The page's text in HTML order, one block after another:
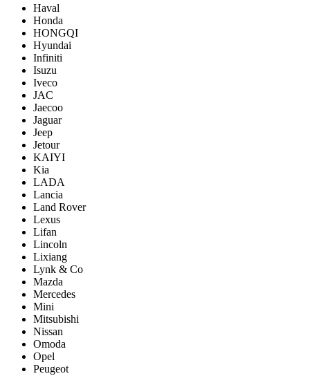
Haval
Honda
HONGQI
Hyundai
Infiniti
Isuzu
Iveco
JAC
Jaecoo
Jaguar
Jeep
Jetour
KAIYI
Kia
LADA
Lancia
Land Rover
Lexus
Lifan
Lincoln
Lixiang
Lynk & Co
Mazda
Mercedes
Mini
Mitsubishi
Nissan
Omoda
Opel
Peugeot